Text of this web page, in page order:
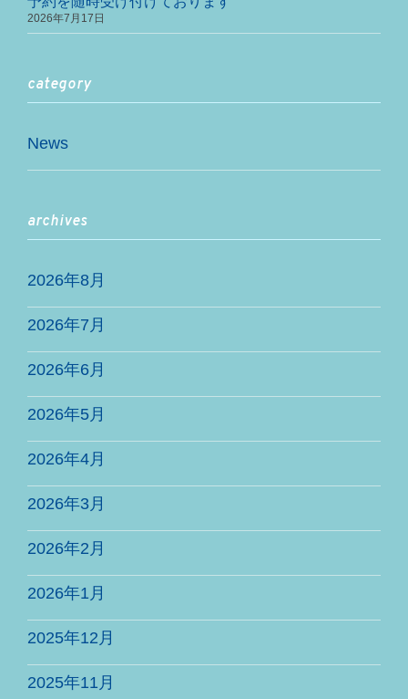
2026年7月17日
category
News
archives
2026年8月
2026年7月
2026年6月
2026年5月
2026年4月
2026年3月
2026年2月
2026年1月
2025年12月
2025年11月